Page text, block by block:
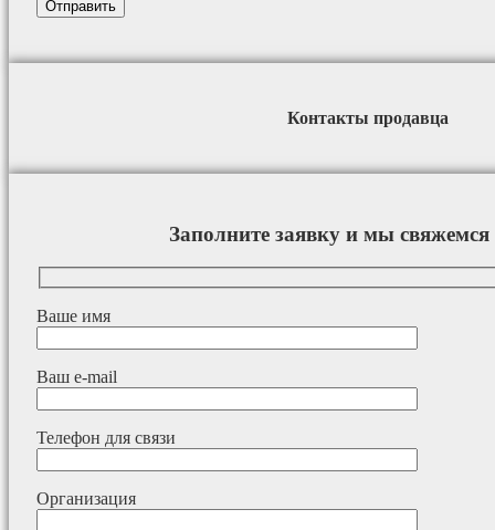
Контакты продавца
Заполните заявку и мы
Ваше имя
Ваш e-mail
Телефон для связи
Организация